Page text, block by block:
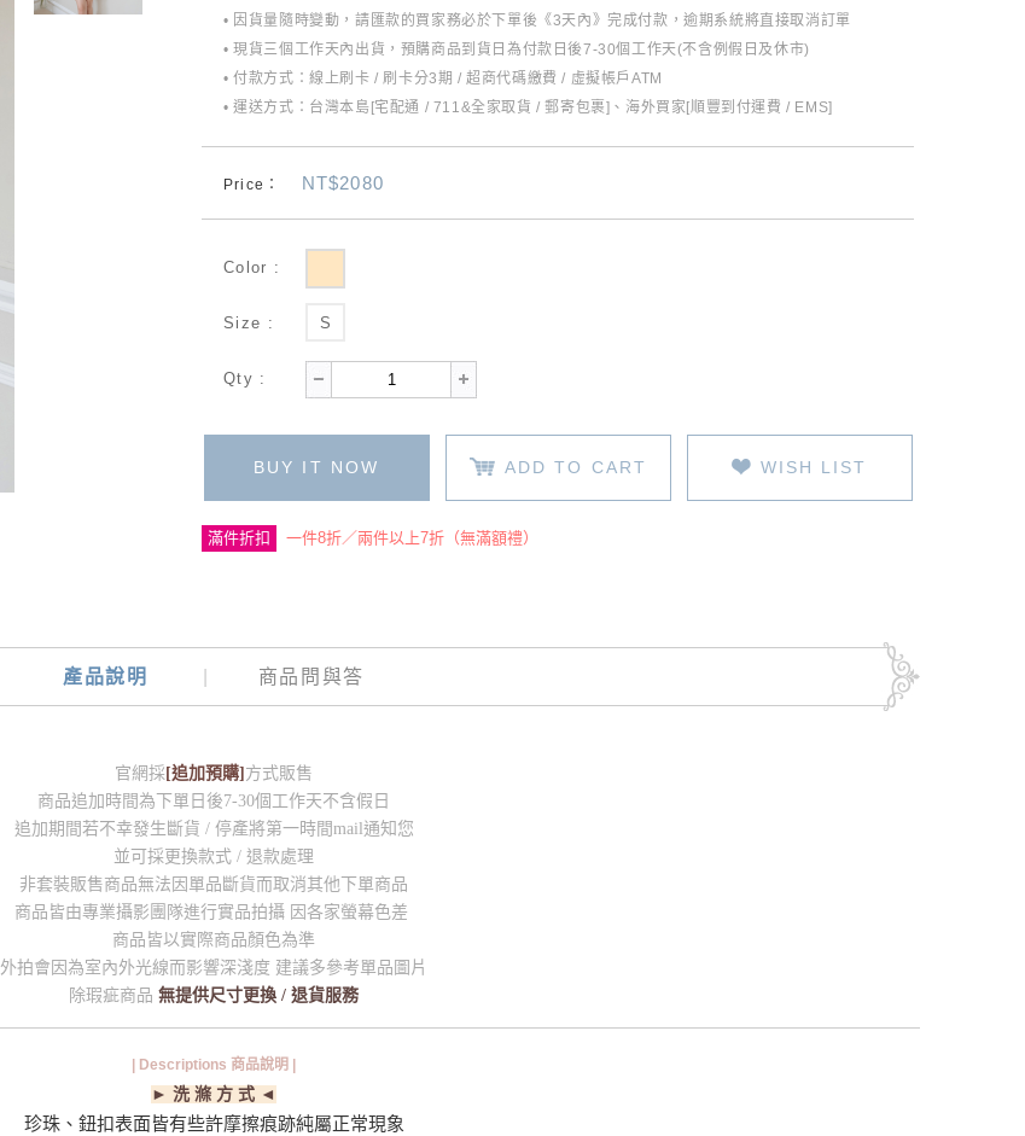
• 因貨量隨時變動，請匯款的買家務必於下單後《3天內》完成付款，逾期系統將直接取消訂單
• 現貨三個工作天內出貨，預購商品到貨日為付款日後7-30個工作天(不含例假日及休市)
• 付款方式：線上刷卡 / 刷卡分3期 / 超商代碼繳費 / 虛擬帳戶ATM
• 運送方式：台灣本島[宅配通 / 711&全家取貨 / 郵寄包裹]、海外買家[順豐到付運費 / EMS]
Price： NT$2080
Color :
Size : S
Qty :
BUY IT NOW ADD TO CART WISH LIST
滿件折扣 一件8折／兩件以上7折（無滿額禮）
產品說明 商品問與答
官網採 [追加預購] 方式販售
商品追加時間為下單日後7-30個工作天不含假日
追加期間若不幸發生斷貨 / 停產將第一時間mail通知您
並可採更換款式 / 退款處理
非套裝販售商品無法因單品斷貨而取消其他下單商品
商品皆由專業攝影團隊進行實品拍攝 因各家螢幕色差
商品皆以實際商品顏色為準
外拍會因為室內外光線而影響深淺度 建議多參考單品圖片
除瑕疵商品 無提供尺寸更換 / 退貨服務
| Descriptions 商品說明 |
► 洗 滌 方 式 ◄
珍珠、鈕扣表面皆有些許摩擦痕跡純屬正常現象